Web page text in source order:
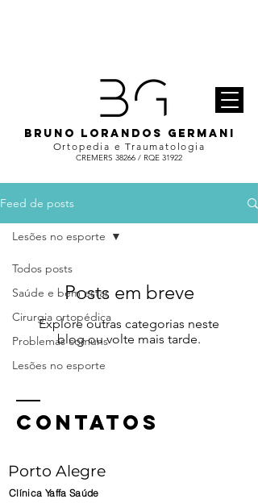
BRUNO LORANDOS GERMANI
Ortopedia e Traumatologia
CREMERS 38266 / RQE 31922
Feed de posts
Todos posts
Saúde e bem estar
Cirurgia ortopédica
Problemas comuns
Lesões no esporte
Lesões no esporte
Posts em breve
Explore outras categorias neste
blog ou volte mais tarde.
CONTATOS
Porto Alegre
Clínica Yaffa Saúde